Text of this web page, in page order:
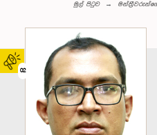
02
මුල් පිටුව